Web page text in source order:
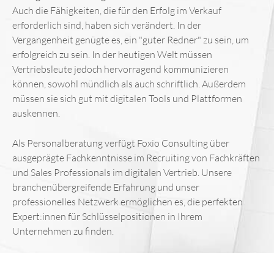
Auch die Fähigkeiten, die für den Erfolg im Verkauf
erforderlich sind, haben sich verändert. In der
Vergangenheit genügte es, ein "guter Redner" zu sein, um
erfolgreich zu sein. In der heutigen Welt müssen
Vertriebsleute jedoch hervorragend kommunizieren
können, sowohl mündlich als auch schriftlich. Außerdem
müssen sie sich gut mit digitalen Tools und Plattformen
auskennen.
Als Personalberatung verfügt Foxio Consulting über
ausgeprägte Fachkenntnisse im Recruiting von Fachkräften
und Sales Professionals im digitalen Vertrieb. Unsere
branchenübergreifende Erfahrung und unser
professionelles Netzwerk ermöglichen es, die perfekten
Expert:innen für Schlüsselpositionen in Ihrem
Unternehmen zu finden.